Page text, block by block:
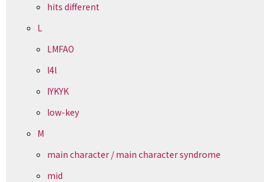
hits different
L
LMFAO
l4l
IYKYK
low-key
M
main character / main character syndrome
mid